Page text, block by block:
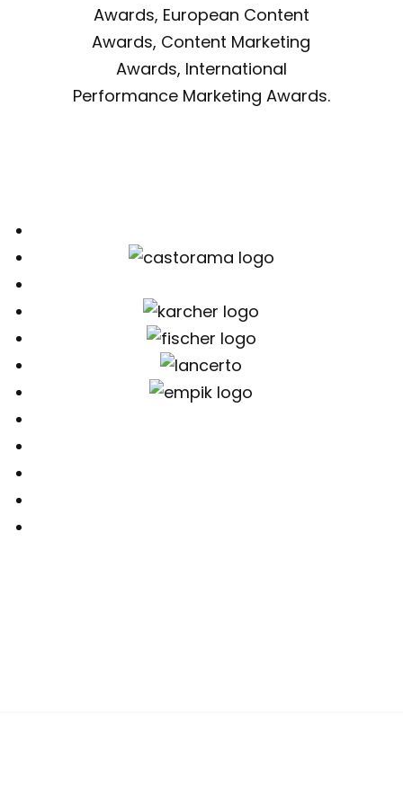
Awards, European Content
Awards, Content Marketing
Awards, International
Performance Marketing Awards.